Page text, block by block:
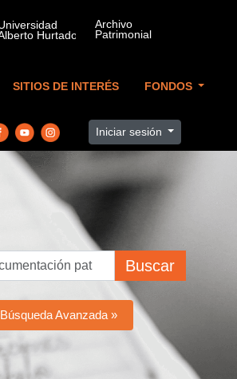
SITIOS DE INTERÉS FONDOS
Iniciar sesión
Buscar
Búsqueda Avanzada »